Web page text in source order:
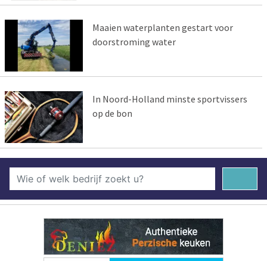
Maaien waterplanten gestart voor
doorstroming water
In Noord-Holland minste sportvissers
op de bon